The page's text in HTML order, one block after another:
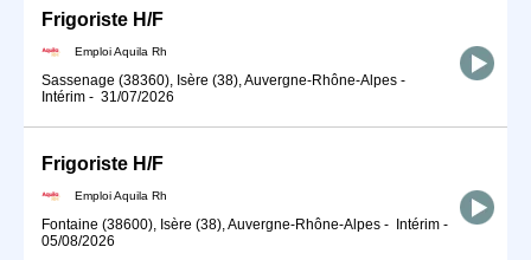
Frigoriste H/F
Emploi Aquila Rh
Sassenage (38360), Isère (38), Auvergne-Rhône-Alpes -
Intérim - 31/07/2026
Frigoriste H/F
Emploi Aquila Rh
Fontaine (38600), Isère (38), Auvergne-Rhône-Alpes - Intérim -
05/08/2026